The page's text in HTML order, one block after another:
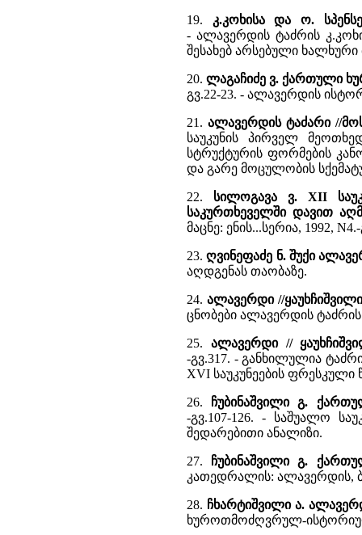
19. კ.კოხისა და ო.
- ალავერდის ტაძრის
შესახებ არსებული
20. ლაგაჩიძე ვ. ქართული
გვ.22-23. - ალავერდის
21. ალავერდის ტაძარი //
საუკუნის პირველ
სტრუქტურის ფორმების
და გარე მოცულობის
22. სილოგავა ვ. XII
საკურთხეველში დავით
მაცნე: ენის...სერია, 1992,
23.ღვინეფაძე ნ. შუქი
აღდგენას თაობაზე.
24.ალავერდი //
ცნობები ალავერდის
25. ალავერდი //
-გვ.317. - განხილულია
XVI საუკუნეების ფრესკული
26.
ჩუბინაშვილი გ.
-გვ.107-126. - საშუალო
შედარებითი ანალიზი.
27.
ჩუბინაშვილი გ.
კათედრალის: ალავერდის,
28. ჩხარტიშვილი ა.
ხუროთმოძღვრულ-